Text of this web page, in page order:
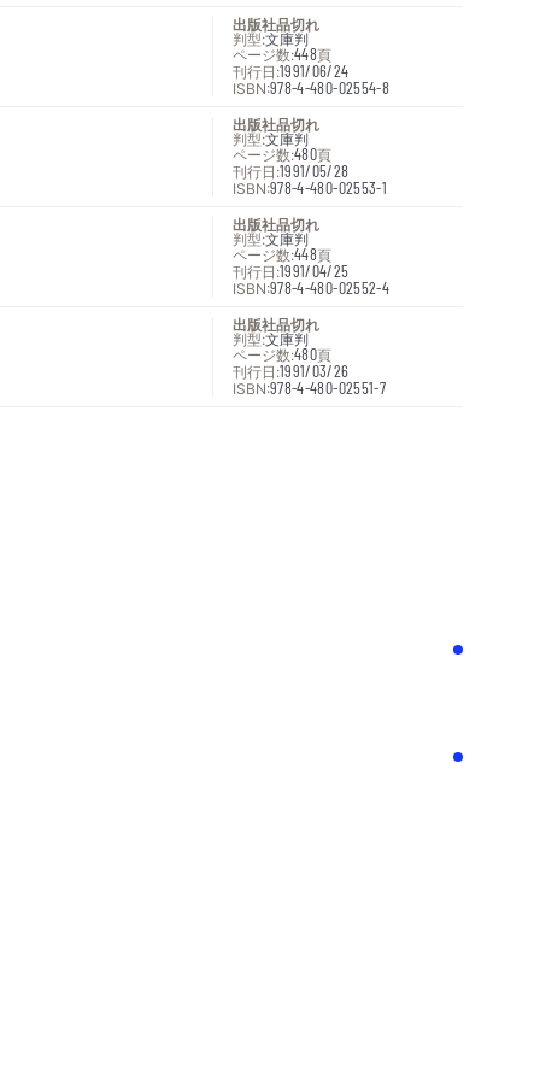
出版社品切れ
判型:文庫判
ページ数:448頁
刊行日:1991/06/24
ISBN:978-4-480-02554-8
出版社品切れ
判型:文庫判
ページ数:480頁
刊行日:1991/05/28
ISBN:978-4-480-02553-1
出版社品切れ
判型:文庫判
ページ数:448頁
刊行日:1991/04/25
ISBN:978-4-480-02552-4
出版社品切れ
判型:文庫判
ページ数:480頁
刊行日:1991/03/26
ISBN:978-4-480-02551-7